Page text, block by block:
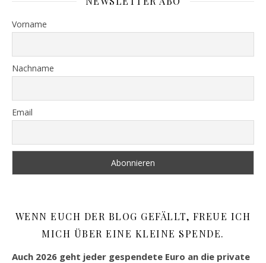
Vorname
Nachname
Email
WENN EUCH DER BLOG GEFÄLLT, FREUE ICH
MICH ÜBER EINE KLEINE SPENDE.
Auch 2026 geht jeder gespendete Euro an die private